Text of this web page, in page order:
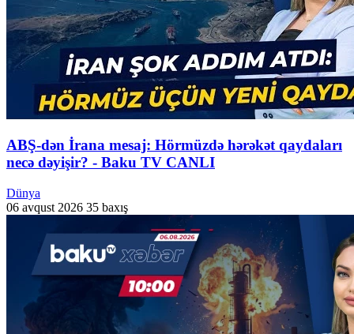
ABŞ-dən İrana mesaj: Hörmüzdə hərəkət qaydaları
necə dəyişir? - Baku TV CANLI
Dünya
06 avqust 2026 35 baxış